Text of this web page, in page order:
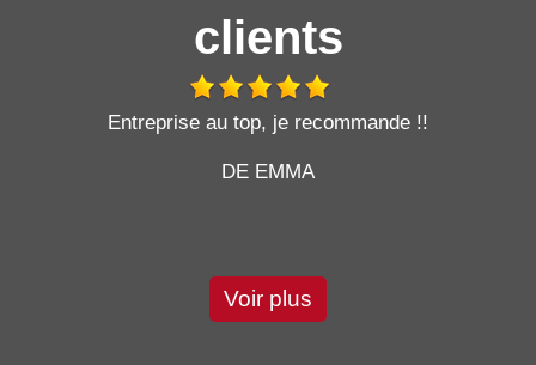
clients
Entreprise au top, je recommande !!
DE EMMA
Voir plus